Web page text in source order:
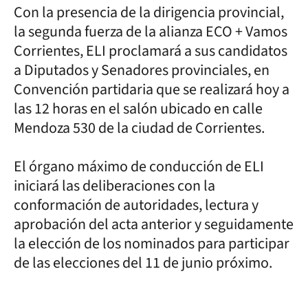
Con la presencia de la dirigencia provincial,
la segunda fuerza de la alianza ECO + Vamos
Corrientes, ELI proclamará a sus candidatos
a Diputados y Senadores provinciales, en
Convención partidaria que se realizará hoy a
las 12 horas en el salón ubicado en calle
Mendoza 530 de la ciudad de Corrientes.
El órgano máximo de conducción de ELI
iniciará las deliberaciones con la
conformación de autoridades, lectura y
aprobación del acta anterior y seguidamente
la elección de los nominados para participar
de las elecciones del 11 de junio próximo.